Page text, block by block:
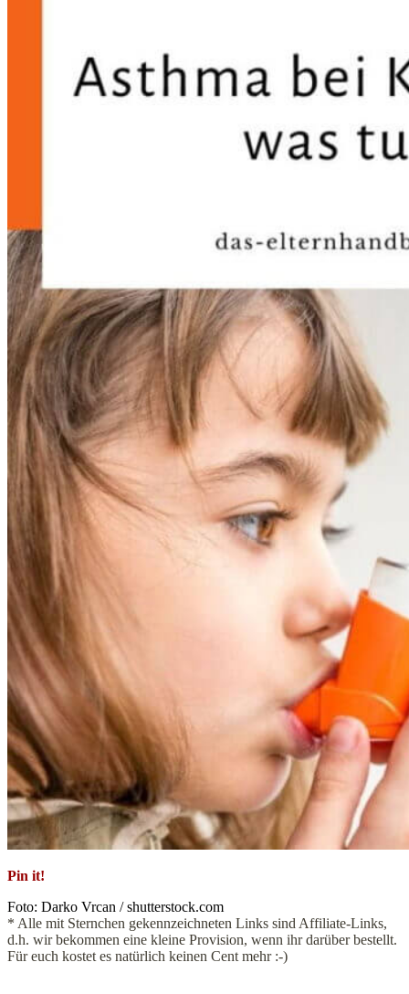
Pin it!
Foto: Darko Vrcan / shutterstock.com
* Alle mit Sternchen gekennzeichneten Links sind Affiliate-Links,
d.h. wir bekommen eine kleine Provision, wenn ihr darüber bestellt.
Für euch kostet es natürlich keinen Cent mehr :-)